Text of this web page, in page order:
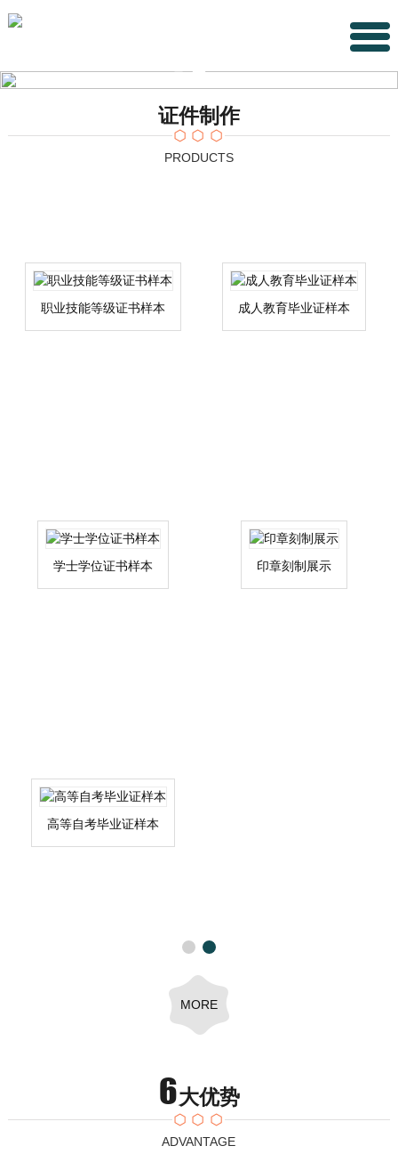
证件制作
PRODUCTS
职业技能等级证书样本
学士学位证书样本
高等自考毕业证样本
成人教育毕业证样本
印章刻制展示
MORE
6大优势
ADVANTAGE